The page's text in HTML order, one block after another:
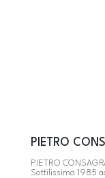
PIETRO
PIETRO
Sottilissima 1985